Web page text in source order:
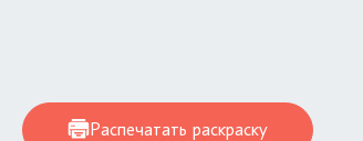
Распечатать раскраску